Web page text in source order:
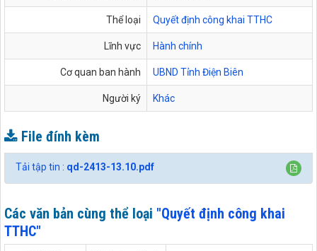
Thể loại Quyết định công khai TTHC
Lĩnh vực Hành chính
Cơ quan ban hành UBND Tỉnh Điện Biên
Người ký Khác
File đính kèm
Tải tập tin : qd-2413-13.10.pdf
Các văn bản cùng thể loại "Quyết định công khai
TTHC"